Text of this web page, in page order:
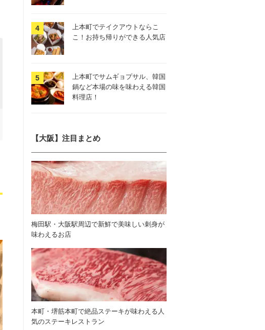
上本町でテイクアウトならこ
こ！お持ち帰りができる人気店
上本町でサムギョプサル、韓国
鍋など本場の味を味わえる韓国
料理店！
【大阪】注目まとめ
梅田駅・大阪駅周辺で新鮮で美味しい刺身が
味わえるお店
本町・堺筋本町で絶品ステーキが味わえる人
気のステーキレストラン